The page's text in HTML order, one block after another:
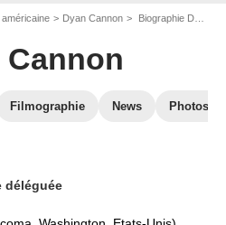
Dyan Cannon Biographie Dyan Cannon
Cannon
Filmographie News Photos
déléguée